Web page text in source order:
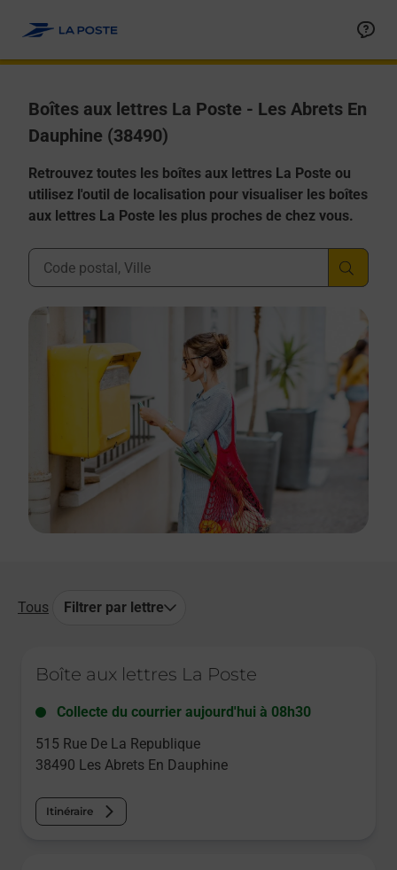
Boîtes aux lettres La Poste - Les Abrets En
Dauphine (38490)
Retrouvez toutes les boîtes aux lettres La Poste ou
utilisez l'outil de localisation pour visualiser les boîtes
aux lettres La Poste les plus proches de chez vous.
Ville, Département, Code Postal
Tous Filtrer par lettre
Boîte aux lettres La Poste
Collecte du courrier aujourd'hui à 08h30
515 Rue De La Republique
38490 Les Abrets En Dauphine
Itinéraire